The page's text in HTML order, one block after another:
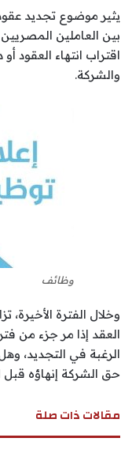
يثير موضوع تجديد عقود
بين العاملين
اقتراب انتهاء العقود
والشركة.
وظائف
وخلال الفترة
العقد إذا مر جزء من
الرغبة في التجديد،
حق الشركة إنهاؤه قبل
مقالات ذات صلة